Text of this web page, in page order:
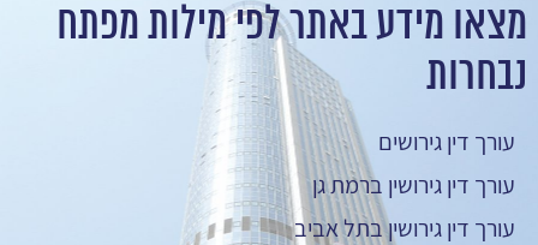
מצאו מידע באתר לפי מילות מפתח
נבחרות
עורך דין גירושים
עורך דין גירושין ברמת גן
עורך דין גירושין בתל אביב